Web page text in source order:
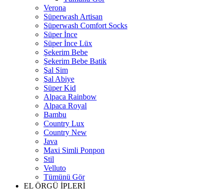
Verona
Süperwash Artisan
Süperwash Comfort Socks
Süper İnce
Süper İnce Lüx
Şekerim Bebe
Şekerim Bebe Batik
Şal Sim
Şal Abiye
Süper Kid
Alpaca Rainbow
Alpaca Royal
Bambu
Country Lux
Country New
Java
Maxi Simli Ponpon
Stil
Velluto
Tümünü Gör
EL ÖRGÜ İPLERİ